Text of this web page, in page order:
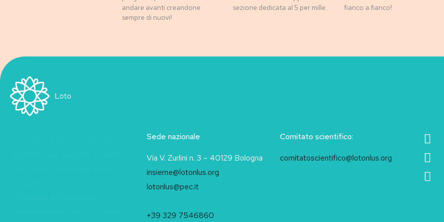
andare avanti creandone
sempre di nuovi!
sezione dedicata al 5 per mille.
fianco a fianco!
Loto
Sede nazionale
Via V. Zurlini n. 3 – 40129 Bologna
insieme@lotonlus.org
lotonlus@pec.it
+39 329 7546860
Comitato scientifico:
comitatoscientifico@lotonlus.org